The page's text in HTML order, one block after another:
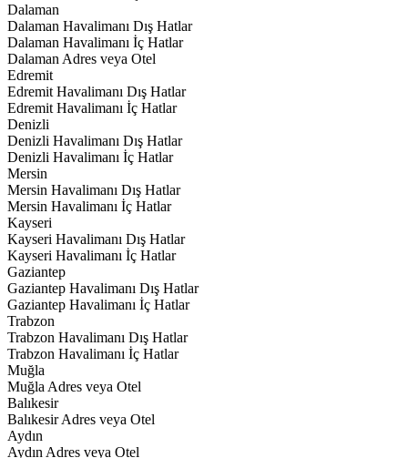
Dalaman
Dalaman Havalimanı Dış Hatlar
Dalaman Havalimanı İç Hatlar
Dalaman Adres veya Otel
Edremit
Edremit Havalimanı Dış Hatlar
Edremit Havalimanı İç Hatlar
Denizli
Denizli Havalimanı Dış Hatlar
Denizli Havalimanı İç Hatlar
Mersin
Mersin Havalimanı Dış Hatlar
Mersin Havalimanı İç Hatlar
Kayseri
Kayseri Havalimanı Dış Hatlar
Kayseri Havalimanı İç Hatlar
Gaziantep
Gaziantep Havalimanı Dış Hatlar
Gaziantep Havalimanı İç Hatlar
Trabzon
Trabzon Havalimanı Dış Hatlar
Trabzon Havalimanı İç Hatlar
Muğla
Muğla Adres veya Otel
Balıkesir
Balıkesir Adres veya Otel
Aydın
Aydın Adres veya Otel